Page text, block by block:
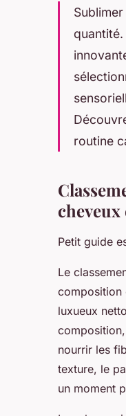
routine
cheveux
Petit guide
Le
composition
luxueux
nourrir les
texture, le
un moment